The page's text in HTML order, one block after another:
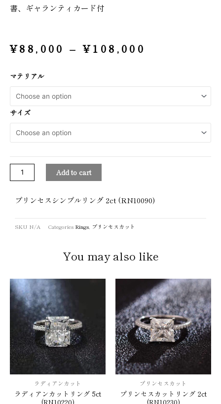
書、ギャランティカード付
¥88,000 –¥108,000
マテリアル
サイズ
Add to cart
プリンセスシンプルリング 2ct (RN10090)
SKU N/A Categories Rings プリンセスカット
You may also like
ラディアンカット
ラディアンカットリング 5ct
プリンセスカット
プリンセスカットリング 2ct